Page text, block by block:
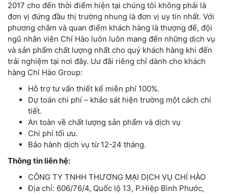
2017 cho đến thời điểm hiện tại chúng tôi không phải là
đơn vị đứng đầu thị trường nhung là đơn vị uy tín nhất. Với
phương châm và quan điểm khách hàng là thượng đế, đội
ngũ nhân viên Chí Hào luôn luôn mang đến những dịch vụ
và sản phẩm chất lượng nhất cho quý khách hàng khi đến
trải nghiệm tại nơi đây. Uư đãi riêng chỉ dành cho khách
hàng Chí Hào Group:
Hỗ trợ tư vấn thiết kế miễn phí 100%.
Dự toán chi phí – khảo sát hiện trường một cách chi
tiết.
An toàn về chất lượng sản phẩm và dịch vụ
Chi phí tối ưu.
Bảo hành dịch vụ từ 12-24 tháng.
Thông tin liên hệ:
CÔNG TY TNHH THƯƠNG MẠI DỊCH VỤ CHÍ HÀO
Địa chỉ: 606/76/4, Quốc lộ 13, P.Hiệp Bình Phước,